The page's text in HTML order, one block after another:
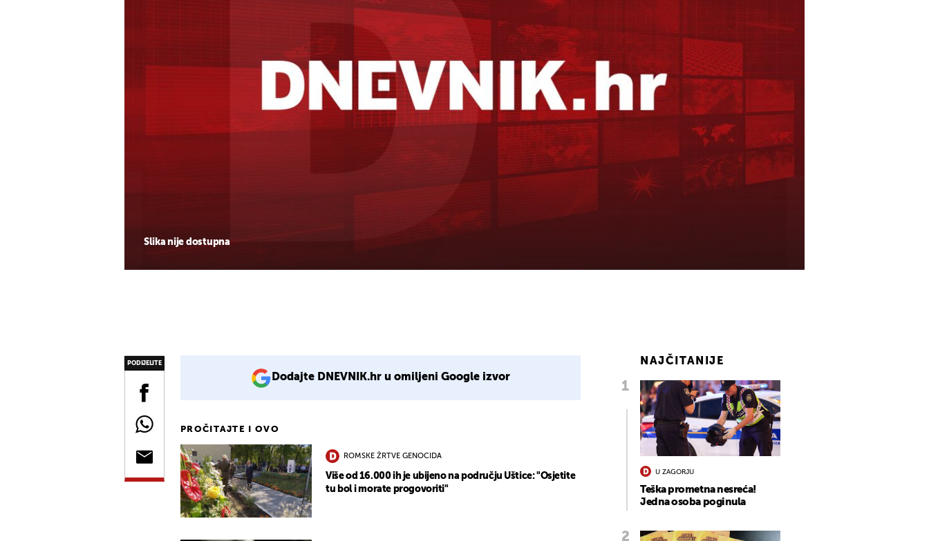
Slika nije dostupna
PODIJELITE
Dodajte DNEVNIK.hr u omiljeni Google izvor
PROČITAJTE I OVO
ROMSKE ŽRTVE GENOCIDA
Više od 16.000 ih je ubijeno na području Uštice: "Osjetite
tu bol i morate progovoriti"
NAJČITANIJE
U ZAGORJU
Teška prometna nesreća!
Jedna osoba poginula